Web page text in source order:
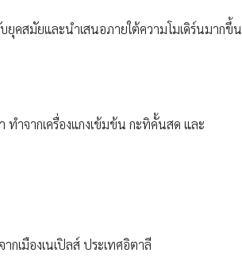
คสมัยและนำเสนอภายใต้ความโมเดิร์นมากขึ้น
ำจากเครื่องแกงเข้มข้น กะทิคั้นสด และ
เมืองเนเปิลส์ ประเทศอิตาลี